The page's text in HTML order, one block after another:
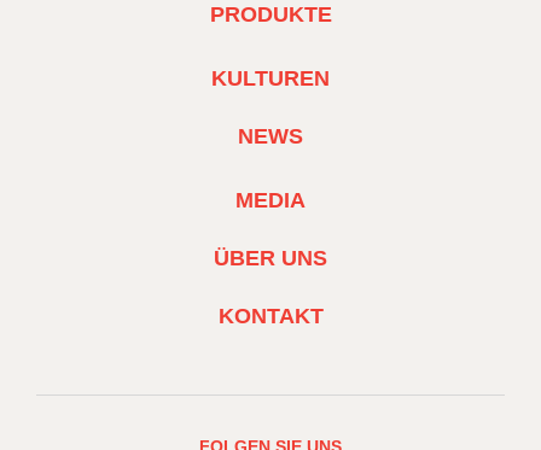
PRODUKTE
KULTUREN
NEWS
MEDIA
ÜBER UNS
KONTAKT